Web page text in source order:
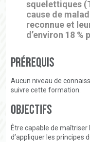
squelettiques
cause de
reconnue et
d’environ 18 %
Prérequis
Aucun niveau de
suivre cette formation.
Objectifs
Être capable de
d’appliquer les principes